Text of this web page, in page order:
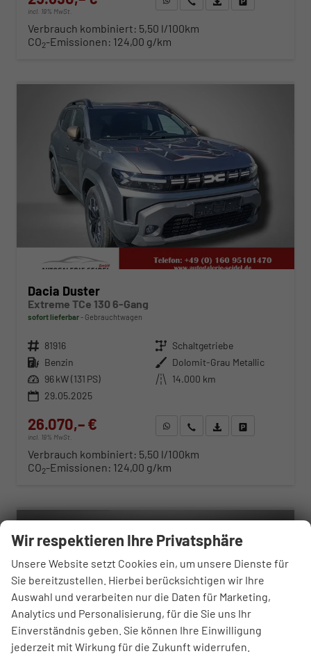
incl. 19% MwSt.
Verbrauch kombiniert: 5,50 l/100km
CO2-Emissionen: 124,00 g/km
Dacia Duster
Extreme TCe 130 6-Gang
sofort lieferbar Gebrauchtwagen
Fahrzeugnr. 81916 Getriebe Schaltgetriebe
Kraftstoff Benzin Außenfarbe Dolomit-Grau Metallic
Leistung 96 kW (131 PS) Kilometerstand 14.000 km
29.05.2025
26.070,– €
incl. 19% MwSt.
WhatsApp anfragen
Wir rufen Sie anFahrzeugexposé (PDF)
Verbrauch kombiniert: 5,50 l/100km
CO2-Emissionen: 124,00 g/km
Wir respektieren Ihre Privatsphäre
Unsere Website setzt Cookies ein, um unsere Dienste für
Sie bereitzustellen. Hierbei berücksichtigen wir Ihre
Auswahl und verarbeiten nur die Daten für Marketing,
Analytics und Personalisierung, für die Sie uns Ihr
Einverständnis geben. Sie können Ihre Einwilligung
jederzeit mit Wirkung für die Zukunft widerrufen.